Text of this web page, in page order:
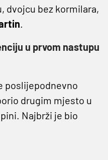
dvojcu bez kormilara,
.
u prvom nastupu
poslijepodnevno
drugim mjesto u
Najbrži je bio